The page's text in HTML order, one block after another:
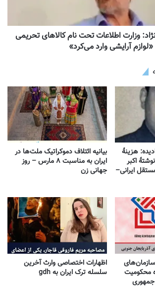
وزارت اطلاعات تحت نام کالاهای تحریمی
«لوازم آرایشی وارد می‌کرد»
هزینهٔ
اکبر
ایرانی–
بیانیه ائتلاف دموکراتیک ملت‌ها در
ایران به مناسبت ۸ مارس – روز
جهانی زن
محکومیت
جمهوری
اظهارات اختصاصی وارث آخرین
سلسله ترک ایران به gdh